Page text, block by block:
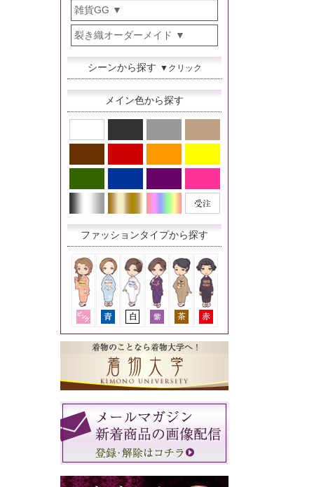
雑貨GG
裂き織オーダーメイド
シーンから探す ▼クリック
メイン色から探す
ファッションタイプから探す